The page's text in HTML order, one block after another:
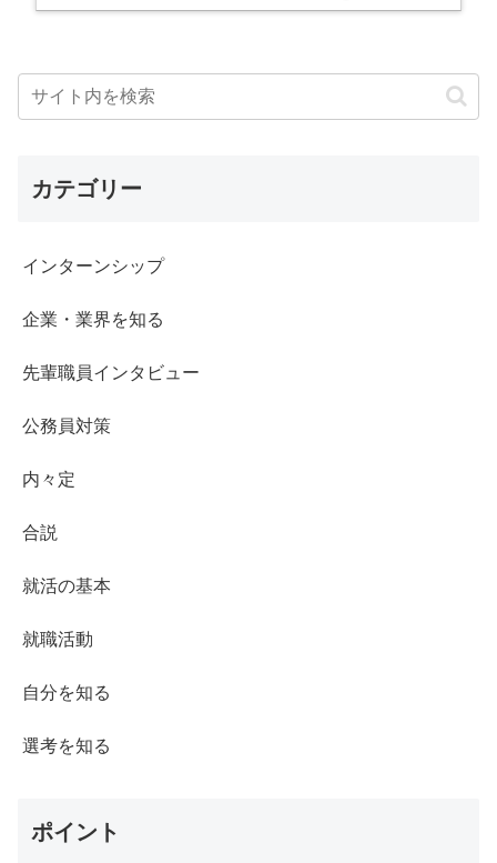
カテゴリー
インターンシップ
企業・業界を知る
先輩職員インタビュー
公務員対策
内々定
合説
就活の基本
就職活動
自分を知る
選考を知る
ポイント